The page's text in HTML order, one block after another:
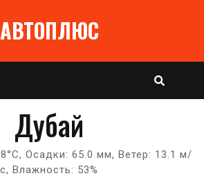
АВТОПЛЮС
Дубай
Осадки: 65.0 мм, Ветер: 13.1 м/
с, Влажность: 53%